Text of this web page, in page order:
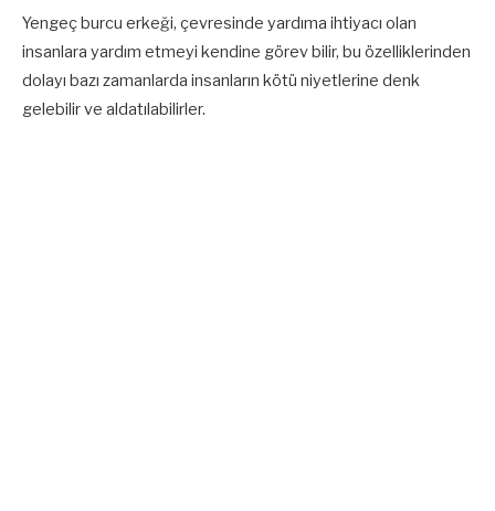
Yengeç burcu erkeği, çevresinde yardıma ihtiyacı olan
insanlara yardım etmeyi kendine görev bilir, bu özelliklerinden
dolayı bazı zamanlarda insanların kötü niyetlerine denk
gelebilir ve aldatılabilirler.